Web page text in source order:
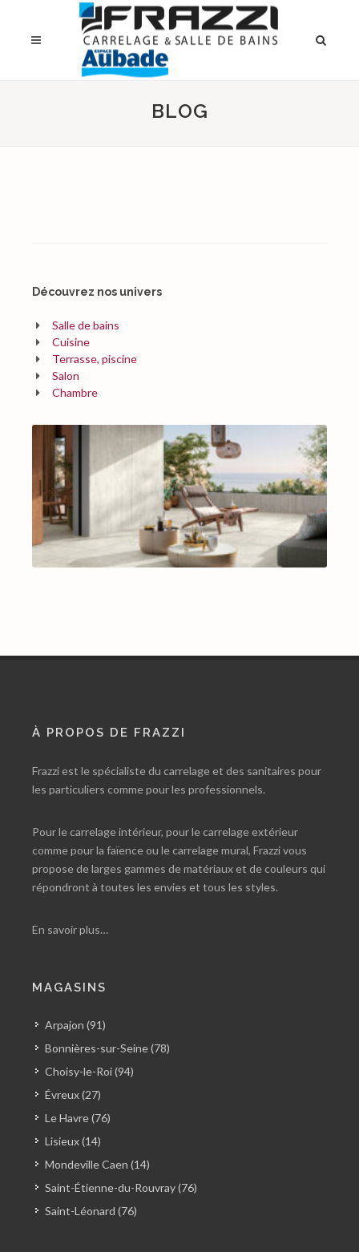
BLOG
Découvrez nos univers
Salle de bains
Cuisine
Terrasse, piscine
Salon
Chambre
À PROPOS DE FRAZZI
Frazzi est le spécialiste du carrelage et des sanitaires pour
les particuliers comme pour les professionnels.
Pour le carrelage intérieur, pour le carrelage extérieur
comme pour la faïence ou le carrelage mural, Frazzi vous
propose de larges gammes de matériaux et de couleurs qui
répondront à toutes les envies et tous les styles.
En savoir plus…
MAGASINS
Arpajon (91)
Bonnières-sur-Seine (78)
Choisy-le-Roi (94)
Évreux (27)
Le Havre (76)
Lisieux (14)
Mondeville Caen (14)
Saint-Étienne-du-Rouvray (76)
Saint-Léonard (76)